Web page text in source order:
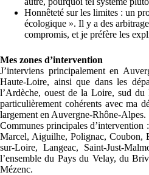
Honnêteté sur les limites : un
écologique ». Il y a des
compromis, et je préfère les
Mes zones d’intervention
J’interviens principalement en
Haute-Loire, ainsi que dans les
l’Ardèche, ouest de la Loire, sud du
particulièrement cohérents avec ma
largement en Auvergne-Rhône-Alpes.
Communes principales
Marcel, Aiguilhe, Polignac, Coubon,
sur-Loire, Langeac, Saint-Just-
l’ensemble du Pays du Velay, du
Mézenc.